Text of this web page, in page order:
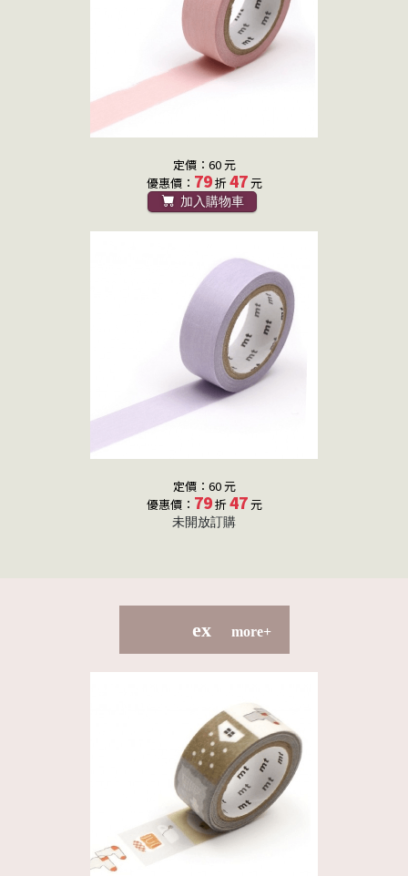
定價：60 元
優惠價： 79折 47元
加入購物車
定價：60 元
優惠價： 79折 47元
未開放訂購
ex more+